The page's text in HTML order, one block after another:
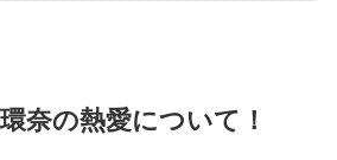
奈の熱愛について！